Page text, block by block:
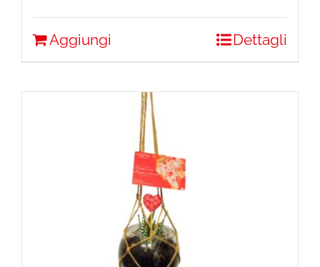
Aggiungi Dettagli